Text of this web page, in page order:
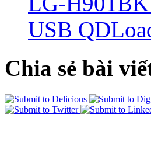
USB
Chia sẻ bài